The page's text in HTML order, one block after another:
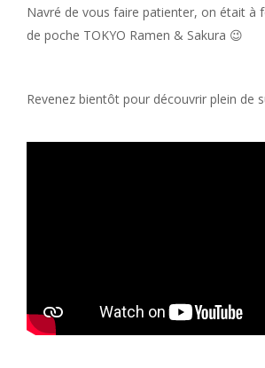
Navré de vous faire patienter, on était à
de poche TOKYO Ramen & Sakura 😉
Revenez bientôt pour découvrir plein de